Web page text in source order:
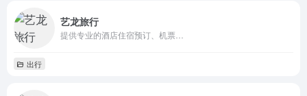
艺龙旅行
提供专业的酒店住宿预订、机票…
出行